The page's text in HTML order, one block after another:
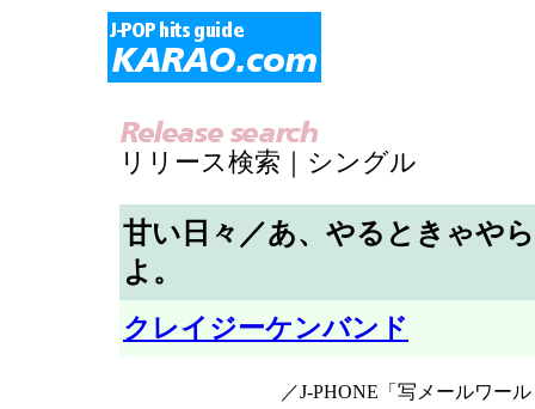
リリース検索｜シングル
甘い日々／あ、やるときゃや
よ。
クレイジーケンバンド
／J-PHONE「写メールワー